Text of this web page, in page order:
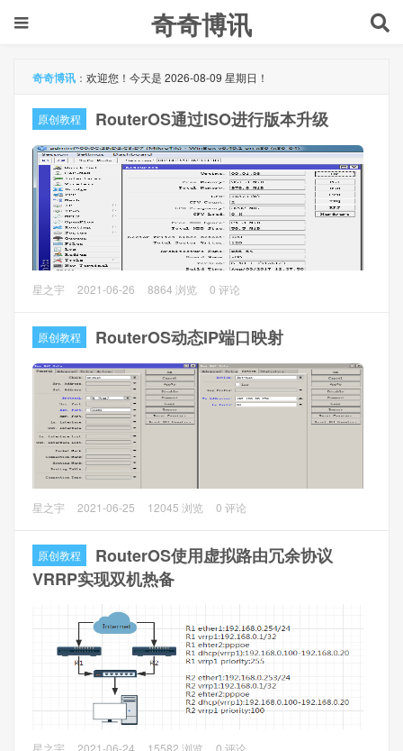
奇奇博讯
奇奇博讯 ： 欢迎您！今天是 2026-08-09 星期日！
原创教程 RouterOS通过ISO进行版本升级
想把家里的RouterOS（ROS）从6.40.1升级到6.42.9，发现
的原因无法更新system组件，重启ROS后winbox查看Files下
还有组件安装包。
找了一圈网上大部分ROS6以上版本，系统盘都是60M的。
升级操作：
（这边以ESXi下ROS 6.40.1升级6.42.9，说说如何使用ISO
升级。）
1、到官网下载新版本的ROS X86 CD Image的ISO文件，下
载完ISO文件，把该文件上传到ESXi数据盘 官网地址
2、关闭要升级的ROS并编辑该虚拟机配置。选中该虚拟机，
鼠标右击，选择“编辑设置”。
3、点击“添加其他设备” ，选择 “CD/DVD驱动器”
星之宇 2021-06-26 8864 浏览 0 评论
原创教程 RouterOS动态IP端口映射
一、环境介绍
RouterOS（以下简称ROS），空载功耗控制在30瓦以内
2、ROS当作主路由，网关IP：192.168.88.1，内网 IP：
192.168.88.254，用于web页面访问。
3、绑定域名做动态DDNS解析动态公网IP
二、端口映射
1、使用Winbox打开ROS路由器，打开IP --> Firewall -->
NAT,创建一条dstnat策略，其中“Chain”设为dstnat，
“Dst.Address”设为ADSL获取到的公网IP地址，“Protocol”设
为6（tcp），“Dst.Port”设为1080，“Action”设为dst-nat，“To
星之宇 2021-06-25 12045 浏览 0 评论
原创教程
RouterOS使用虚拟路由冗余协议
VRRP实现双机热备
RouterOS（以下简称ROS）使用虚拟路由冗余协议Virtual
星之宇 2021-06-24 15582 浏览 0 评论